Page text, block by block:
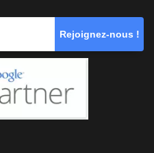
Rejoignez-nous !